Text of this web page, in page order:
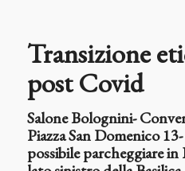
Transizione
post Covid
Salone Bolognini-
Piazza San Domenico
possibile parcheggiare in